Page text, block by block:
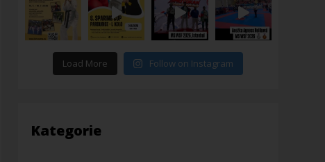
Load More Follow on Instagram
Kategorie